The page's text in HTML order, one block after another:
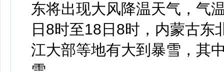
东将出现大风降温天气，气
日8时至18日8时，内蒙古东
江大部等地有大到暴雪，其